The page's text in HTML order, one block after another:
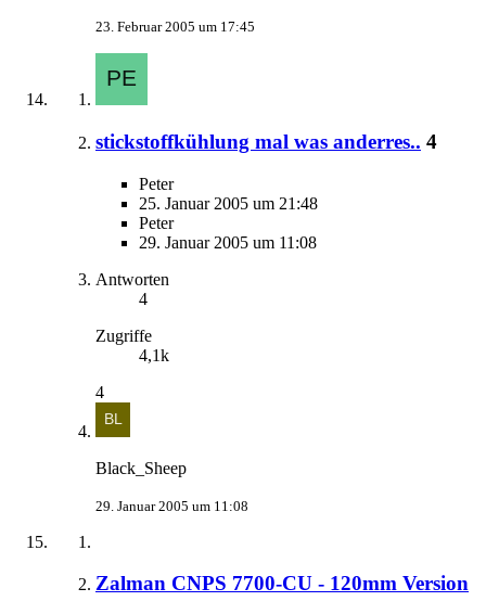
23. Februar 2005 um 17:45
stickstoffkühlung mal was anderres.. 4
Peter
25. Januar 2005 um 21:48
Peter
29. Januar 2005 um 11:08
Antworten
4
Zugriffe
4,1k
4
Black_Sheep
29. Januar 2005 um 11:08
Zalman CNPS 7700-CU - 120mm Version